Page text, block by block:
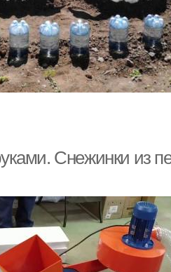
Снежинки из